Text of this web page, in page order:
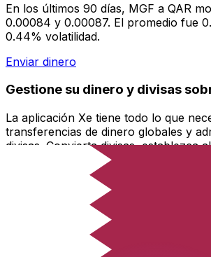
En los últimos 90 días, MGF a QAR
0.00084 y 0.00087. El promedio fue
0.44% volatilidad.
Enviar dinero
Gestione su dinero y divisas
La aplicación Xe tiene todo lo que
transferencias de dinero globales y
divisas. Convierta divisas, establezca
transfiera dinero al extranjero sin
¡Descárgalo hoy!